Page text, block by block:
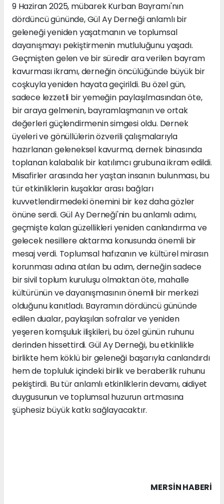
9 Haziran 2025, mübarek Kurban Bayramı'nın
dördüncü gününde, Gül Ay Derneği anlamlı bir
geleneği yeniden yaşatmanın ve toplumsal
dayanışmayı pekiştirmenin mutluluğunu yaşadı.
Geçmişten gelen ve bir süredir ara verilen bayram
kavurması ikramı, derneğin öncülüğünde büyük bir
coşkuyla yeniden hayata geçirildi. Bu özel gün,
sadece lezzetli bir yemeğin paylaşılmasından öte,
bir araya gelmenin, bayramlaşmanın ve ortak
değerleri güçlendirmenin simgesi oldu. Dernek
üyeleri ve gönüllülerin özverili çalışmalarıyla
hazırlanan geleneksel kavurma, dernek binasında
toplanan kalabalık bir katılımcı grubuna ikram edildi.
Misafirler arasında her yaştan insanın bulunması, bu
tür etkinliklerin kuşaklar arası bağları
kuvvetlendirmedeki önemini bir kez daha gözler
önüne serdi. Gül Ay Derneği'nin bu anlamlı adımı,
geçmişte kalan güzellikleri yeniden canlandırma ve
gelecek nesillere aktarma konusunda önemli bir
mesaj verdi. Toplumsal hafızanın ve kültürel mirasın
korunması adına atılan bu adım, derneğin sadece
bir sivil toplum kuruluşu olmaktan öte, mahalle
kültürünün ve dayanışmasının önemli bir merkezi
olduğunu kanıtladı. Bayramın dördüncü gününde
edilen dualar, paylaşılan sofralar ve yeniden
yeşeren komşuluk ilişkileri, bu özel günün ruhunu
derinden hissettirdi. Gül Ay Derneği, bu etkinlikle
birlikte hem köklü bir geleneği başarıyla canlandırdı
hem de topluluk içindeki birlik ve beraberlik ruhunu
pekiştirdi. Bu tür anlamlı etkinliklerin devamı, aidiyet
duygusunun ve toplumsal huzurun artmasına
şüphesiz büyük katkı sağlayacaktır.
MERSIN HABERİ